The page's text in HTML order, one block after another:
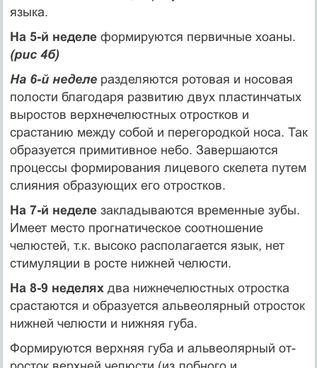
языка.
На 5-й неделеформируются первичные хоаны.
(рис 4б)
На 6-й неделеразделяются ротовая и носовая
полости благодаря развитию двух пластинчатых
выростов верхнечелюстных отростков и
срастанию между собой и перегородкой носа. Так
образуется прими­тивное небо. Завершаются
процессы формирования лицевого скелета путем
слияния образующих его отростков.
На 7-й неделезакладываются временные зубы.
Имеет место прог­натическое соотношение
челюстей, т.к. высоко располагается язык, нет
стимуляции в росте нижней челюсти.
На 8-9 неделяхдва нижнечелюстных отростка
срастаются и образуется альвеолярный отросток
нижней челюсти и нижняя губа.
Формируются верхняя губа и альвеолярный от­